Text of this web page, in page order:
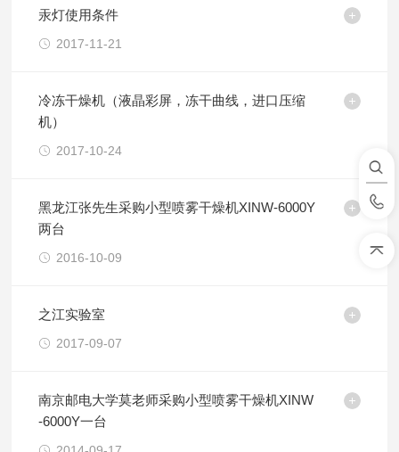
汞灯使用条件
2017-11-21
冷冻干燥机（液晶彩屏，冻干曲线，进口压缩
机）
2017-10-24
黑龙江张先生采购小型喷雾干燥机XINW-6000Y
两台
2016-10-09
之江实验室
2017-09-07
南京邮电大学莫老师采购小型喷雾干燥机XINW
-6000Y一台